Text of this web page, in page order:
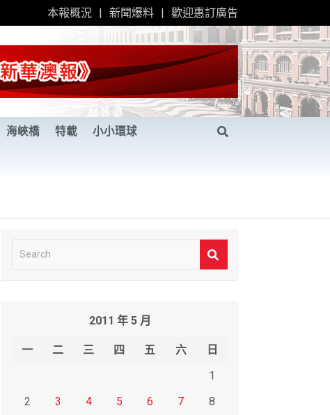
本報概況 新聞爆料 歡迎惠訂廣告
海峽橋 特載 小小環球
e
2011 年 5 月
一 二 三 四 五 六
日
1
2
3 4 5 6 7
8